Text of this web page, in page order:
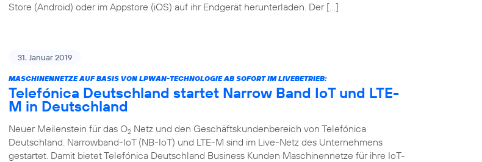
Store (Android) oder im Appstore (iOS) auf ihr Endgerät herunterladen. Der […]
31. Januar 2019
MASCHINENNETZE AUF BASIS VON LPWAN-TECHNOLOGIE AB SOFORT IM LIVEBETRIEB:
Telefónica Deutschland startet Narrow Band IoT und LTE-
M in Deutschland
Neuer Meilenstein für das O2 Netz und den Geschäftskundenbereich von Telefónica
Deutschland. Narrowband-IoT (NB-IoT) und LTE-M sind im Live-Netz des Unternehmens
gestartet. Damit bietet Telefónica Deutschland Business Kunden Maschinennetze für ihre IoT-